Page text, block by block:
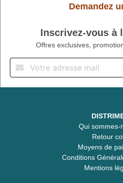
Demandez
Inscrivez-vous à
Offres exclusives,
Qui sommes-
Retour
Moyens de
Conditions
Mentions